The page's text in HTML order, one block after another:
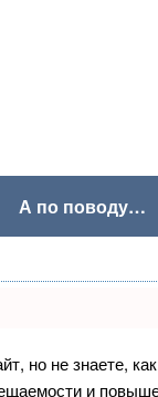
А по поводу…
но не знаете,
и